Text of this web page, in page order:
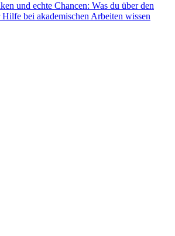
und echte Chancen: Was du über den
Hilfe bei akademischen Arbeiten wissen